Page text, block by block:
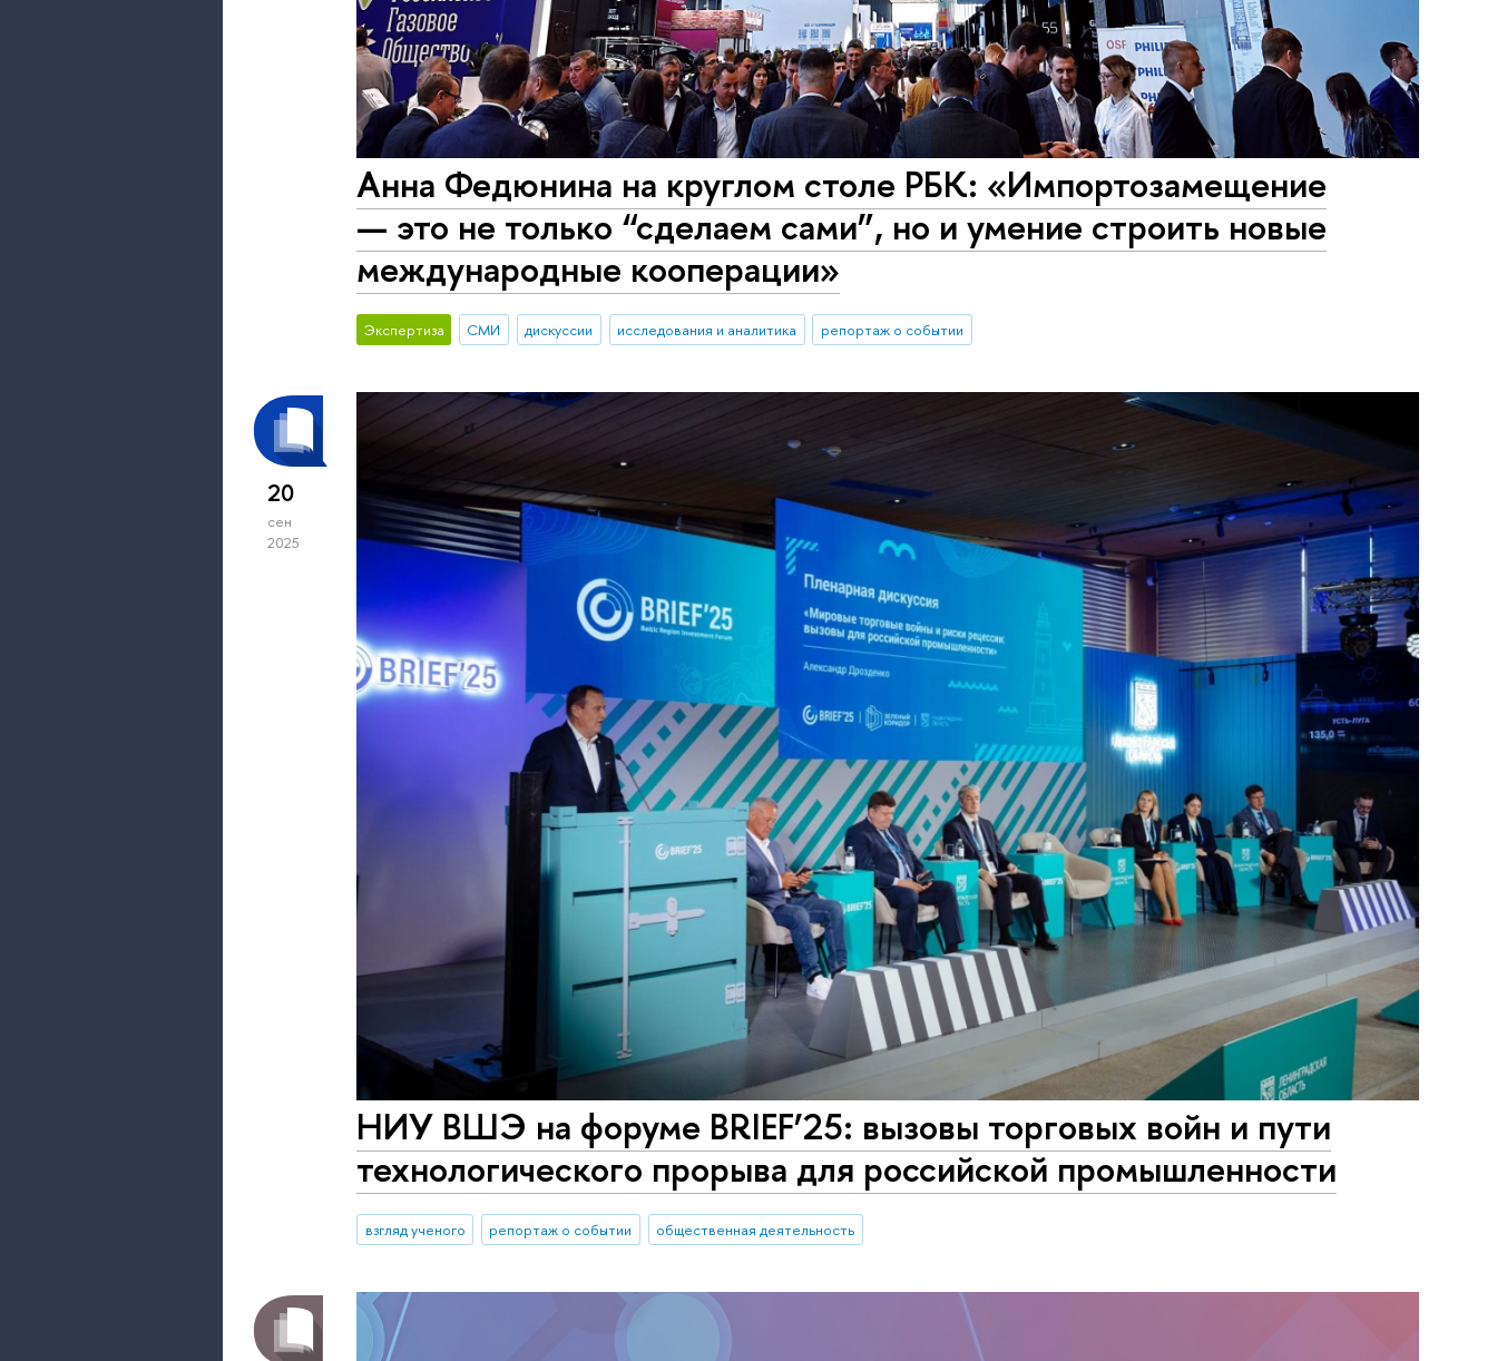
Анна Федюнина на круглом столе РБК: «Импортозамещение
— это не только “сделаем сами”, но и умение строить новые
международные кооперации»
Экспертиза СМИ дискуссии исследования и аналитика репортаж о событии
20
сен
2025
НИУ ВШЭ на форуме BRIEF’25: вызовы торговых войн и пути
технологического прорыва для российской промышленности
взгляд ученого репортаж о событии общественная деятельность